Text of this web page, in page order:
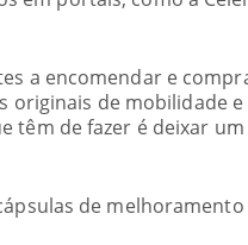
a encomendar e
originais de mobilidade
têm de fazer é deixar
de